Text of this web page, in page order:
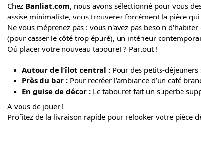
Chez Banliat.com, nous avons sélectionné pour vous
assise minimaliste, vous trouverez forcément la pièce
Ne vous méprenez pas : vous n'avez pas besoin
(pour casser le côté trop épuré), un intérieur
Où placer votre nouveau tabouret ? Partout !
Autour de l’îlot central : Pour des petits-déjeuners
Près du bar : Pour recréer l’ambiance d’un café
En guise de décor : Le tabouret fait un superbe
A vous de jouer !
Profitez de la livraison rapide pour relooker votre pièce